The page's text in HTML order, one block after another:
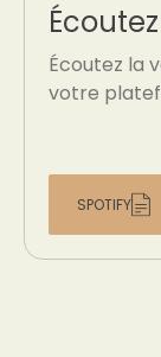
Écoutez la
votre
SPOTIFY